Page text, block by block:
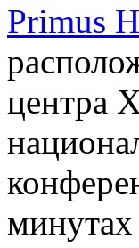
Primus
центра